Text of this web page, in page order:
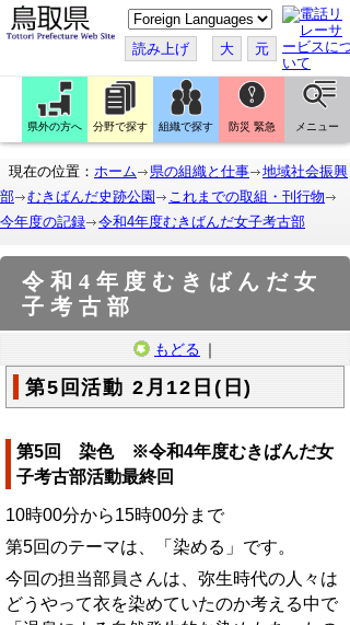
こ
の
ペ
ー
ジ
翻
訳
す
読み上げ 大 元
県外の方へ 分野で探す 組織で探す 防災 緊急 メニュー
現在の位置： ホーム 県の組織と仕事
地域社会振興
部
むきばんだ史跡公園
これまでの取組・刊行物
今年度の記録
令和4年度むきばんだ女子考古部
令和4年度むきばんだ女
子考古部
もどる ｜
第5回活動 2月12日(日)
第5回 染色 ※令和4年度むきばんだ女
子考古部活動最終回
10時00分から15時00分まで
第5回のテーマは、「染める」です。
今回の担当部員さんは、弥生時代の人々は
どうやって衣を染めていたのか考える中で